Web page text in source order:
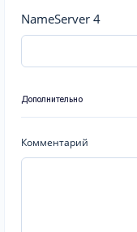
NameServer 4
Дополнительно
Комментарий